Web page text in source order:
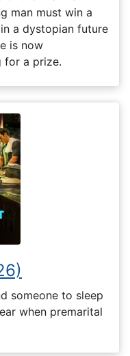
man must win a
a dystopian future
is now
for a prize.
someone to sleep
when premarital